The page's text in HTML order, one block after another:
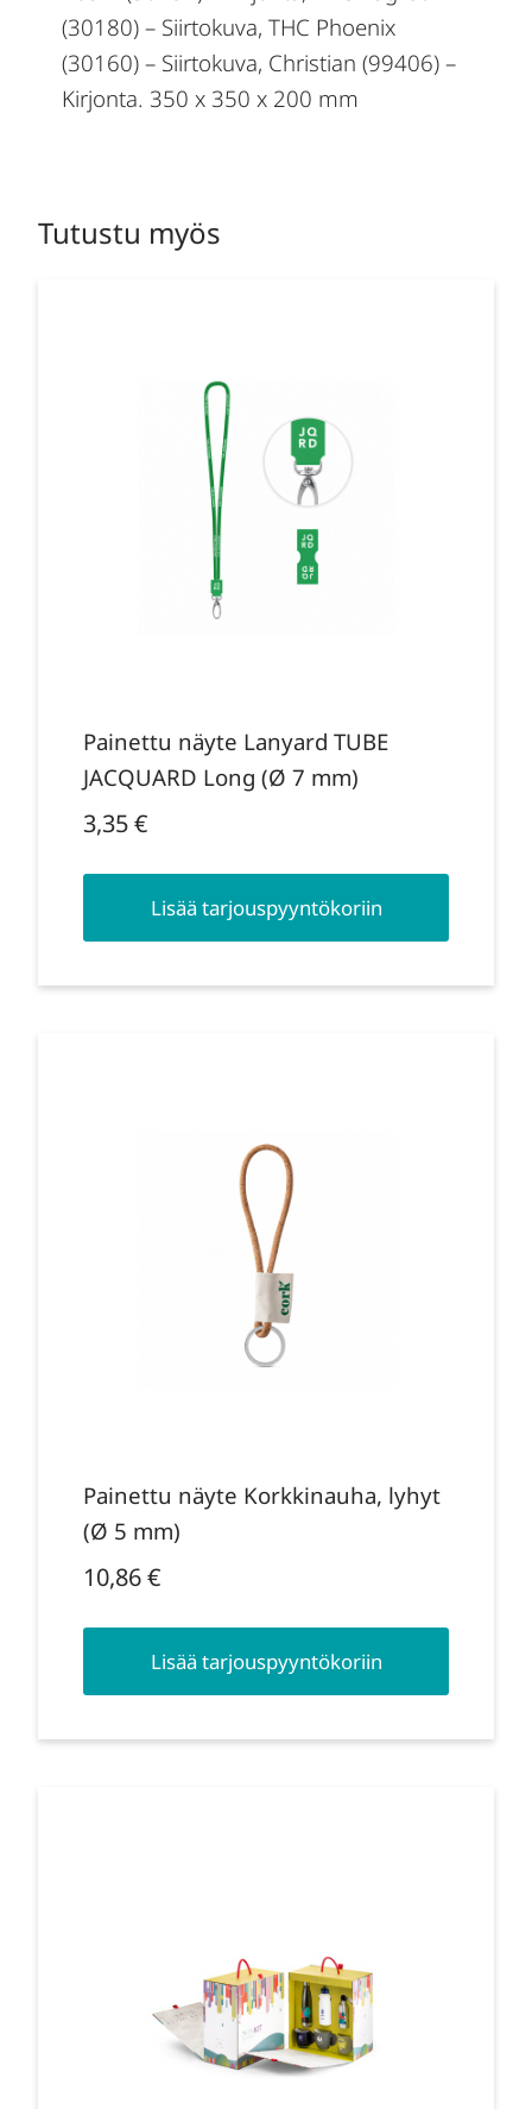
(30180) – Siirtokuva, THC Phoenix
(30160) – Siirtokuva, Christian (99406) –
Kirjonta. 350 x 350 x 200 mm
Tutustu myös
Painettu näyte Lanyard TUBE
JACQUARD Long (Ø 7 mm)
3,35€
Lisää tarjouspyyntökoriin
Painettu näyte Korkkinauha, lyhyt
(Ø 5 mm)
10,86€
Lisää tarjouspyyntökoriin